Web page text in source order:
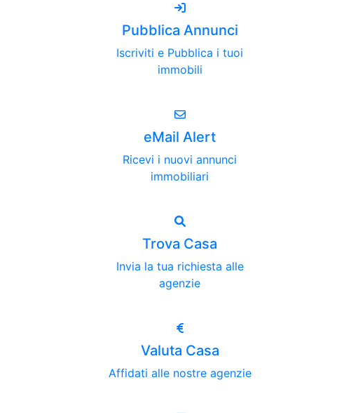
Pubblica Annunci
Iscriviti e Pubblica i tuoi
immobili
eMail Alert
Ricevi i nuovi annunci
immobiliari
Trova Casa
Invia la tua richiesta alle
agenzie
Valuta Casa
Affidati alle nostre agenzie